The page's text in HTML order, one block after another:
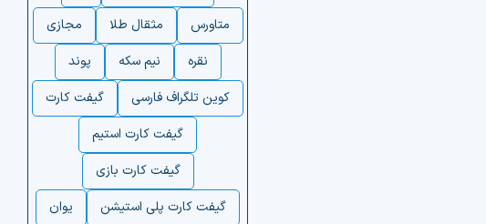
متاورس
مثقال طلا
مجازی
نقره
نیم سکه
پوند
کوین تلگراف فارسی
گیفت کارت
گیفت کارت استیم
گیفت کارت بازی
گیفت کارت پلی استیشن
یوان